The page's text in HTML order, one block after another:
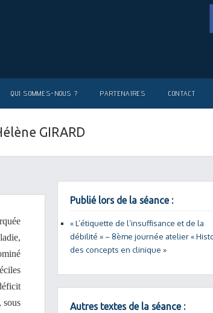
QUI SOMMES-NOUS ? PARTENAIRES CONTACT
GIRARD
sous
Publié lors de la séance :
« L’étiquette de l’insuffisance et de la
débilité » – 8ème journée atelier «
des concepts en clinique »
Autres textes de la séance :